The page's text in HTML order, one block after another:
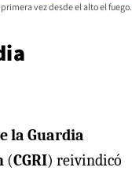
vez desde el alto el fuego.
la Guardia
(CGRI) reivindicó